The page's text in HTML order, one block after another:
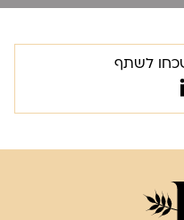
לשתף